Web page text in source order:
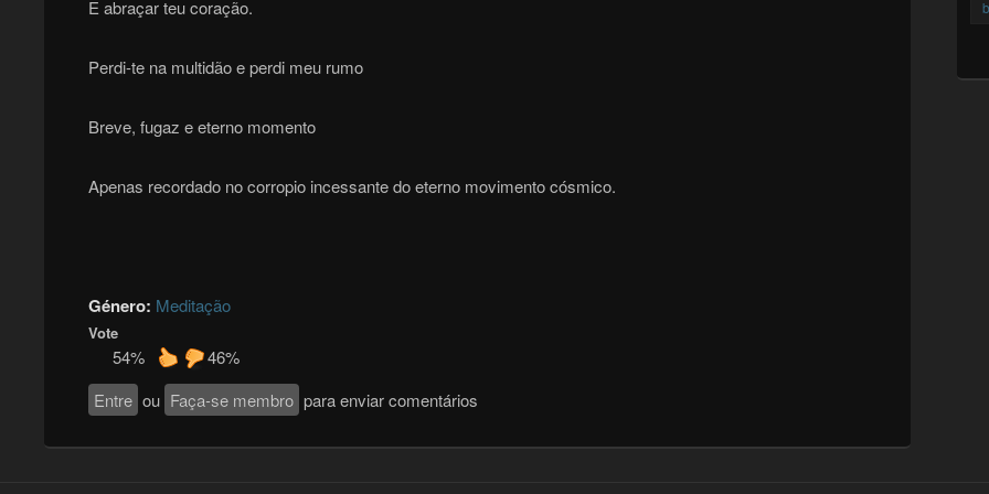
E abraçar teu coração.
Perdi-te na multidão e perdi meu rumo
Breve, fugaz e eterno momento
Apenas recordado no corropio incessante do eterno movimento cósmico.
Género: Meditação
Vote
54%
46%
Entre ou Faça-se membro para enviar comentários